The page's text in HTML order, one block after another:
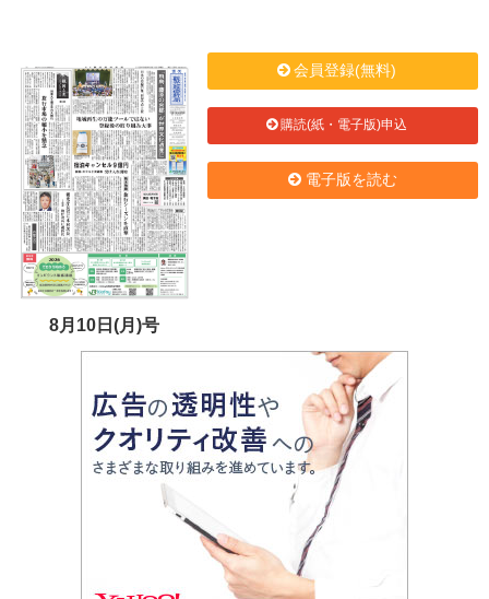
8月10日(月)号
会員登録(無料)
購読(紙・電子版)申込
電子版を読む